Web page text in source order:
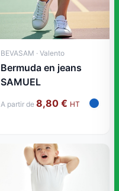
BEVASAM · Valento
Bermuda en jeans
SAMUEL
A partir de 8,80 € HT